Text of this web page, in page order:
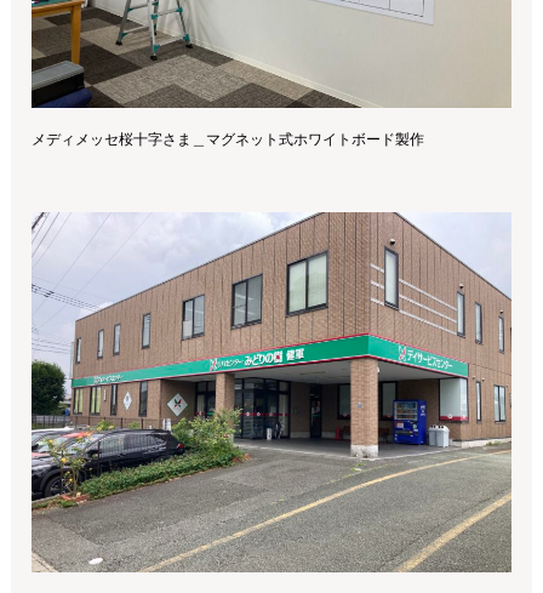
メディメッセ桜十字さま＿マグネット式ホワイトボード製作